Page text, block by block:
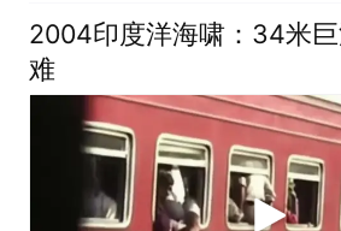
2004印度洋海啸：34米
难